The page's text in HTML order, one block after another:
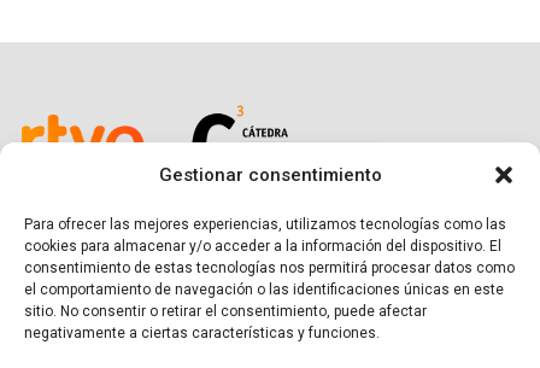
Gestionar consentimiento
Para ofrecer las mejores experiencias, utilizamos tecnologías como las
cookies para almacenar y/o acceder a la información del dispositivo. El
consentimiento de estas tecnologías nos permitirá procesar datos como
el comportamiento de navegación o las identificaciones únicas en este
sitio. No consentir o retirar el consentimiento, puede afectar
negativamente a ciertas características y funciones.
SÍGUENOS EN LAS REDES SOCIALES